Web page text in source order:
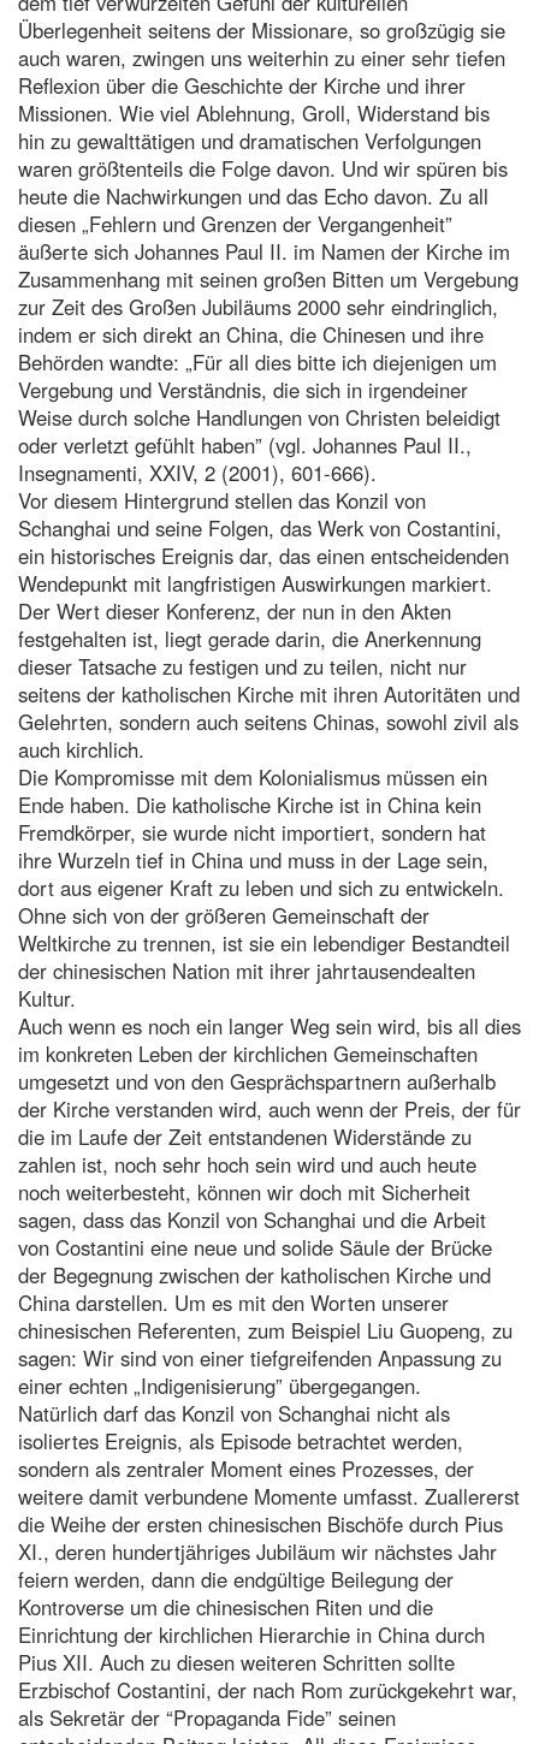
Überlegenheit seitens der Missionare, so großzügig sie
auch waren, zwingen uns weiterhin zu einer sehr tiefen
Reflexion über die Geschichte der Kirche und ihrer
Missionen. Wie viel Ablehnung, Groll, Widerstand bis
hin zu gewalttätigen und dramatischen Verfolgungen
waren größtenteils die Folge davon. Und wir spüren bis
heute die Nachwirkungen und das Echo davon. Zu all
diesen „Fehlern und Grenzen der Vergangenheit”
äußerte sich Johannes Paul II. im Namen der Kirche im
Zusammenhang mit seinen großen Bitten um Vergebung
zur Zeit des Großen Jubiläums 2000 sehr eindringlich,
indem er sich direkt an China, die Chinesen und ihre
Behörden wandte: „Für all dies bitte ich diejenigen um
Vergebung und Verständnis, die sich in irgendeiner
Weise durch solche Handlungen von Christen beleidigt
oder verletzt gefühlt haben” (vgl. Johannes Paul II.,
Insegnamenti, XXIV, 2 (2001), 601-666).
Vor diesem Hintergrund stellen das Konzil von
Schanghai und seine Folgen, das Werk von Costantini,
ein historisches Ereignis dar, das einen entscheidenden
Wendepunkt mit langfristigen Auswirkungen markiert.
Der Wert dieser Konferenz, der nun in den Akten
festgehalten ist, liegt gerade darin, die Anerkennung
dieser Tatsache zu festigen und zu teilen, nicht nur
seitens der katholischen Kirche mit ihren Autoritäten und
Gelehrten, sondern auch seitens Chinas, sowohl zivil als
auch kirchlich.
Die Kompromisse mit dem Kolonialismus müssen ein
Ende haben. Die katholische Kirche ist in China kein
Fremdkörper, sie wurde nicht importiert, sondern hat
ihre Wurzeln tief in China und muss in der Lage sein,
dort aus eigener Kraft zu leben und sich zu entwickeln.
Ohne sich von der größeren Gemeinschaft der
Weltkirche zu trennen, ist sie ein lebendiger Bestandteil
der chinesischen Nation mit ihrer jahrtausendealten
Kultur.
Auch wenn es noch ein langer Weg sein wird, bis all dies
im konkreten Leben der kirchlichen Gemeinschaften
umgesetzt und von den Gesprächspartnern außerhalb
der Kirche verstanden wird, auch wenn der Preis, der für
die im Laufe der Zeit entstandenen Widerstände zu
zahlen ist, noch sehr hoch sein wird und auch heute
noch weiterbesteht, können wir doch mit Sicherheit
sagen, dass das Konzil von Schanghai und die Arbeit
von Costantini eine neue und solide Säule der Brücke
der Begegnung zwischen der katholischen Kirche und
China darstellen. Um es mit den Worten unserer
chinesischen Referenten, zum Beispiel Liu Guopeng, zu
sagen: Wir sind von einer tiefgreifenden Anpassung zu
einer echten „Indigenisierung” übergegangen.
Natürlich darf das Konzil von Schanghai nicht als
isoliertes Ereignis, als Episode betrachtet werden,
sondern als zentraler Moment eines Prozesses, der
weitere damit verbundene Momente umfasst. Zuallererst
die Weihe der ersten chinesischen Bischöfe durch Pius
XI., deren hundertjähriges Jubiläum wir nächstes Jahr
feiern werden, dann die endgültige Beilegung der
Kontroverse um die chinesischen Riten und die
Einrichtung der kirchlichen Hierarchie in China durch
Pius XII. Auch zu diesen weiteren Schritten sollte
Erzbischof Costantini, der nach Rom zurückgekehrt war,
als Sekretär der “Propaganda Fide” seinen